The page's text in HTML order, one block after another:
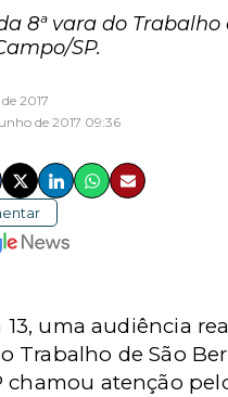
8ª vara do Trabalho
SP.
2017
de 2017 09:36
uma audiência
Trabalho de São
chamou atenção